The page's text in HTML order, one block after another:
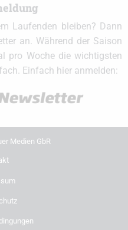
Laufenden bleiben? Dann
an. Während der Saison
pro Woche die wichtigsten
Einfach hier anmelden:
Medien GbR